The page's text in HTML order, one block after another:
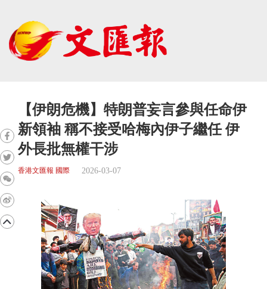
【伊朗危機】特朗普妄言參與任命伊
新領袖 稱不接受哈梅內伊子繼任 伊
外長批無權干涉
香港文匯報 國際 2026-03-07